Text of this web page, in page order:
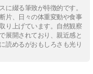
に綴る筆致が特徴的です。
片、日々の体重変動や食事
り上げています。自然観察
展開されており、親近感と
読めるがおもしろさも光り